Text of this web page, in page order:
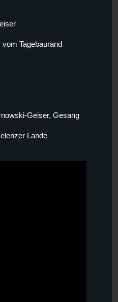
Tagebaurand
Geiser, Gesang
Lande